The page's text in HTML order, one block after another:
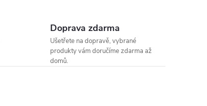
Doprava zdarma
Ušetřete na dopravě, vybrané
produkty vám doručíme zdarma až
domů.